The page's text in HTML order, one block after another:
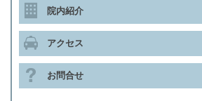
院内紹介
アクセス
お問合せ